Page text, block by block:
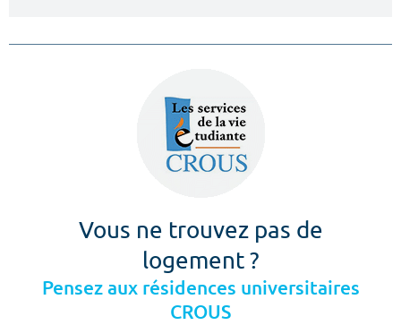
Vous ne trouvez pas de
logement ?
Pensez aux résidences universitaires
CROUS